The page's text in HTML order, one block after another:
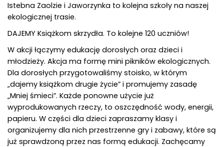
Istebna Zaolzie i Jaworzynka to kolejna szkoły na naszej
ekologicznej trasie.
DAJEMY Książkom skrzydła. To kolejne 120 uczniów!
W akcji łączymy edukację dorosłych oraz dzieci i
młodzieży. Akcja ma formę mini pikników ekologicznych.
Dla dorosłych przygotowaliśmy stoisko, w którym
„dajemy książkom drugie życie” i promujemy zasadę
„Mniej śmieci”. Każde ponowne użycie już
wyprodukowanych rzeczy, to oszczędność wody, energii,
papieru. W części dla dzieci zapraszamy klasy i
organizujemy dla nich przestrzenne gry i zabawy, które są
już sprawdzoną przez nas formą edukacji. Zachęcamy